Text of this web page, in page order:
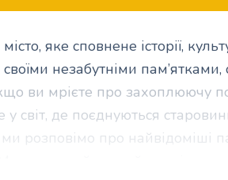
яке сповнене історії,
незабутніми
ви мрієте про захоплюючу
світ, де поєднуються
ми розповімо про найвідоміші